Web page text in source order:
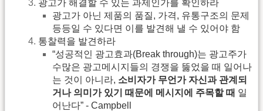
광고가 해결할 수 있는 과제인가를 확인하라
광고가 아닌 제품의 품질, 가격, 유통구조의 문제
등등일 수 있다면 이를 발견해 낼 수 있어야 함
통찰력을 발견하라
“성공적인 광고효과(Break through)는 광고주가
수많은 광고메시지들의 경쟁을 뚫었을 때 일어나
는 것이 아니라, 소비자가 무언가 자신과 관계되
거나 의미가 있기 때문에 메시지에 주목할 때 일
어난다” - Campbell